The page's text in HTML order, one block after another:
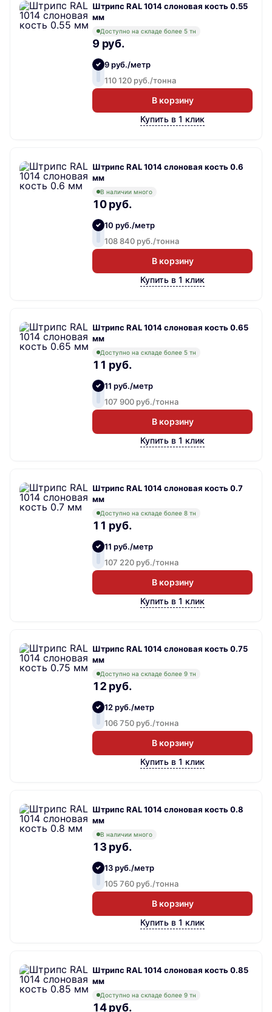
Штрипс RAL 1014 слоновая кость 0.55
мм
Доступно на складе более 5 тн
9 руб.
9 руб./метр
110 120 руб./тонна
В корзину
Купить в 1 клик
Штрипс RAL 1014 слоновая кость 0.6
мм
В наличии много
10 руб.
10 руб./метр
108 840 руб./тонна
В корзину
Купить в 1 клик
Штрипс RAL 1014 слоновая кость 0.65
мм
Доступно на складе более 5 тн
11 руб.
11 руб./метр
107 900 руб./тонна
В корзину
Купить в 1 клик
Штрипс RAL 1014 слоновая кость 0.7
мм
Доступно на складе более 8 тн
11 руб.
11 руб./метр
107 220 руб./тонна
В корзину
Купить в 1 клик
Штрипс RAL 1014 слоновая кость 0.75
мм
Доступно на складе более 9 тн
12 руб.
12 руб./метр
106 750 руб./тонна
В корзину
Купить в 1 клик
Штрипс RAL 1014 слоновая кость 0.8
мм
В наличии много
13 руб.
13 руб./метр
105 760 руб./тонна
В корзину
Купить в 1 клик
Штрипс RAL 1014 слоновая кость 0.85
мм
Доступно на складе более 9 тн
14 руб.